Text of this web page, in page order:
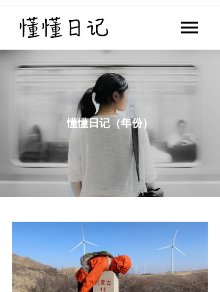
Skip
content
懂懂日记网每天同步更新懂懂学
懂懂日记（年份）